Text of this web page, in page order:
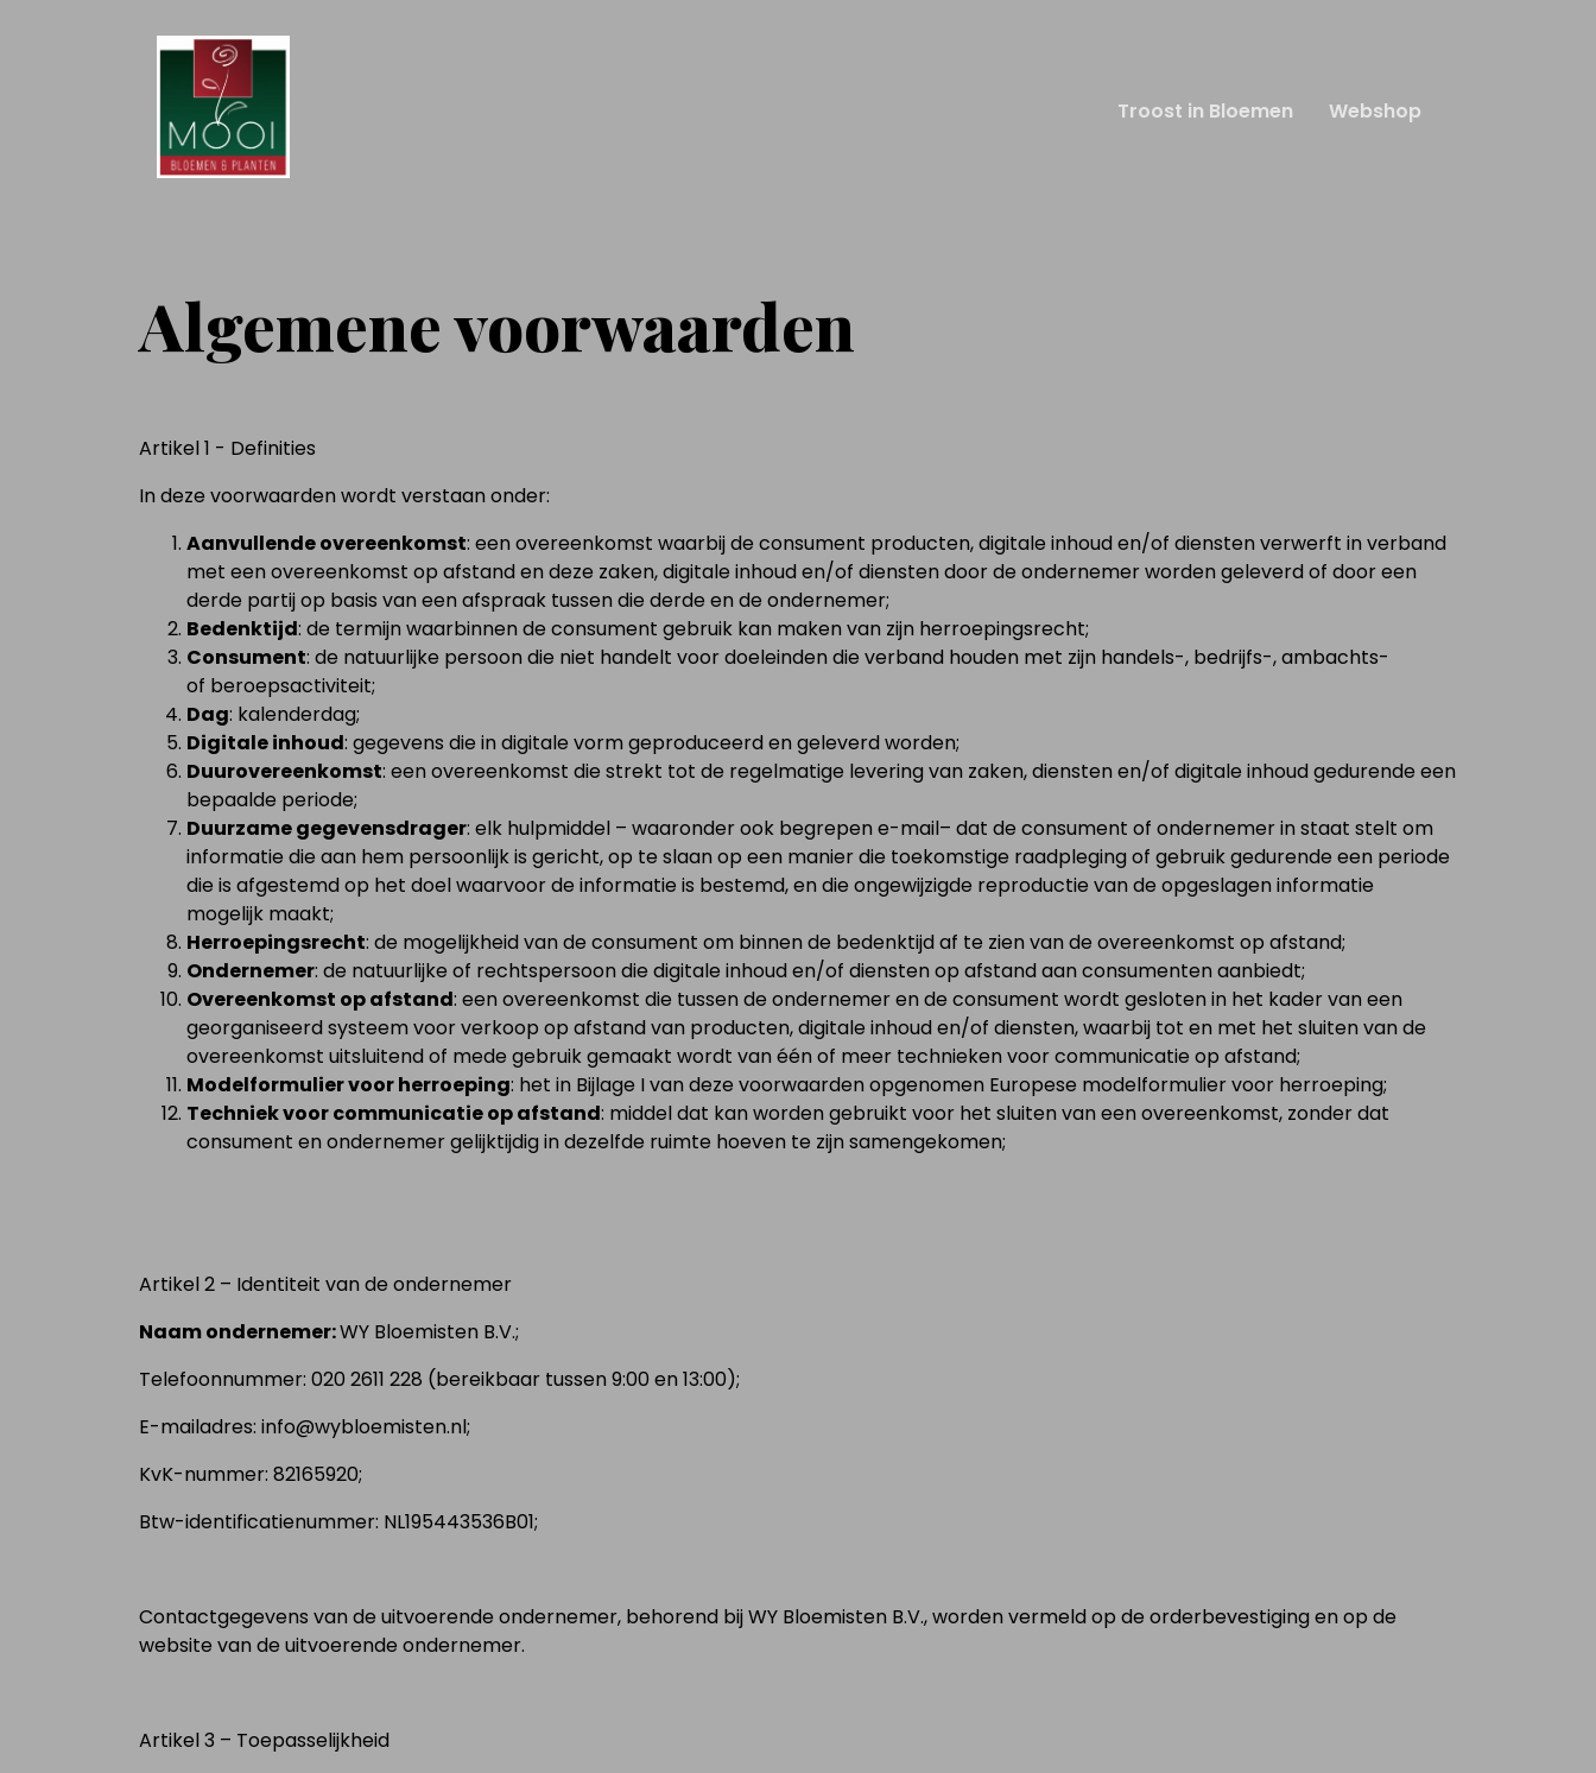
Troost in Bloemen Webshop
Algemene voorwaarden
Artikel 1 - Definities
In deze voorwaarden wordt verstaan onder:
Aanvullende overeenkomst: een overeenkomst waarbij de consument producten, digitale inhoud en/of diensten verwerft in verband
met een overeenkomst op afstand en deze zaken, digitale inhoud en/of diensten door de ondernemer worden geleverd of door een
derde partij op basis van een afspraak tussen die derde en de ondernemer;
Bedenktijd: de termijn waarbinnen de consument gebruik kan maken van zijn herroepingsrecht;
Consument: de natuurlijke persoon die niet handelt voor doeleinden die verband houden met zijn handels-, bedrijfs-, ambachts-
of beroepsactiviteit;
Dag: kalenderdag;
Digitale inhoud: gegevens die in digitale vorm geproduceerd en geleverd worden;
Duurovereenkomst: een overeenkomst die strekt tot de regelmatige levering van zaken, diensten en/of digitale inhoud gedurende een
bepaalde periode;
Duurzame gegevensdrager: elk hulpmiddel – waaronder ook begrepen e-mail– dat de consument of ondernemer in staat stelt om
informatie die aan hem persoonlijk is gericht, op te slaan op een manier die toekomstige raadpleging of gebruik gedurende een periode
die is afgestemd op het doel waarvoor de informatie is bestemd, en die ongewijzigde reproductie van de opgeslagen informatie
mogelijk maakt;
Herroepingsrecht: de mogelijkheid van de consument om binnen de bedenktijd af te zien van de overeenkomst op afstand;
Ondernemer: de natuurlijke of rechtspersoon die digitale inhoud en/of diensten op afstand aan consumenten aanbiedt;
Overeenkomst op afstand: een overeenkomst die tussen de ondernemer en de consument wordt gesloten in het kader van een
georganiseerd systeem voor verkoop op afstand van producten, digitale inhoud en/of diensten, waarbij tot en met het sluiten van de
overeenkomst uitsluitend of mede gebruik gemaakt wordt van één of meer technieken voor communicatie op afstand;
Modelformulier voor herroeping: het in Bijlage I van deze voorwaarden opgenomen Europese modelformulier voor herroeping;
Techniek voor communicatie op afstand: middel dat kan worden gebruikt voor het sluiten van een overeenkomst, zonder dat
consument en ondernemer gelijktijdig in dezelfde ruimte hoeven te zijn samengekomen;
Artikel 2 – Identiteit van de ondernemer
Naam ondernemer:WY Bloemisten B.V.;
Telefoonnummer: 020 2611 228 (bereikbaar tussen 9:00 en 13:00);
E-mailadres: info@wybloemisten.nl;
KvK-nummer: 82165920;
Btw-identificatienummer: NL195443536B01;
Contactgegevens van de uitvoerende ondernemer, behorend bij WY Bloemisten B.V., worden vermeld op de orderbevestiging en op de
website van de uitvoerende ondernemer.
Artikel 3 – Toepasselijkheid